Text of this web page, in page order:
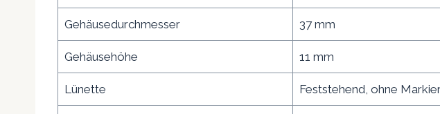
Gehäusedurchmesser 37 mm
Gehäusehöhe 11 mm
Lünette Feststehend, ohne